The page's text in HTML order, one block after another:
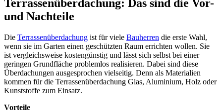
Terrassenüberdachung: Das sind die Vor-
und Nachteile
Die Terrassenüberdachung ist für viele Bauherren die erste Wahl,
wenn sie im Garten einen geschützten Raum errichten wollen. Sie
ist vergleichsweise kostengünstig und lässt sich selbst bei einer
geringen Grundfläche problemlos realisieren. Dabei sind diese
Überdachungen ausgesprochen vielseitig. Denn als Materialien
kommen für die Terrassenüberdachung Glas, Aluminium, Holz oder
Kunststoffe zum Einsatz.
Vorteile